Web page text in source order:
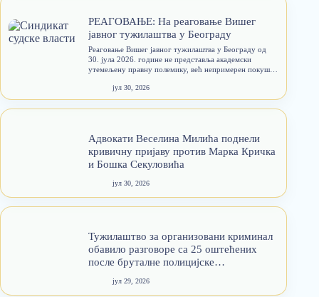
РЕАГОВАЊЕ: На реаговање Вишег
јавног тужилаштва у Београду
Реаговање Вишег јавног тужилаштва у Београду од
30. јула 2026. године не представља академски
утемељену правну полемику, већ непримерен покушај
вршењу судијске функције. Посебно је правно
неприхватљиво да се непостојање правног лека
против…
јул 30, 2026
Адвокати Веселина Милића поднели
кривичну пријаву против Марка Кричка
и Бошка Секуловића
јул 30, 2026
Тужилаштво за организовани криминал
обавило разговоре са 25 оштећених
после бруталне полицијске
јул 29, 2026